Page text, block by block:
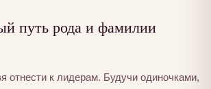
путь рода и фамилии
отнести к лидерам. Будучи одиночками,